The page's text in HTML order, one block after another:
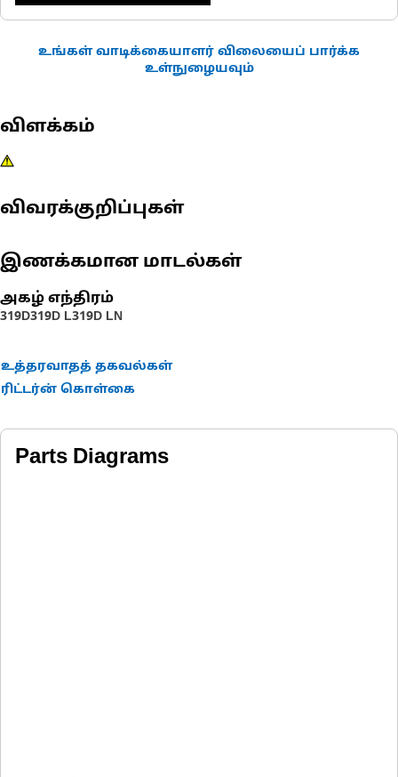
உங்கள் வாடிக்கையாளர் விலையைப் பார்க்க
உள்நுழையவும்
விளக்கம்
விவரக்குறிப்புகள்
இணக்கமான மாடல்கள்
அகழ் எந்திரம்
319D319D L319D LN
உத்தரவாதத் தகவல்கள்
ரிட்டர்ன் கொள்கை
Parts Diagrams